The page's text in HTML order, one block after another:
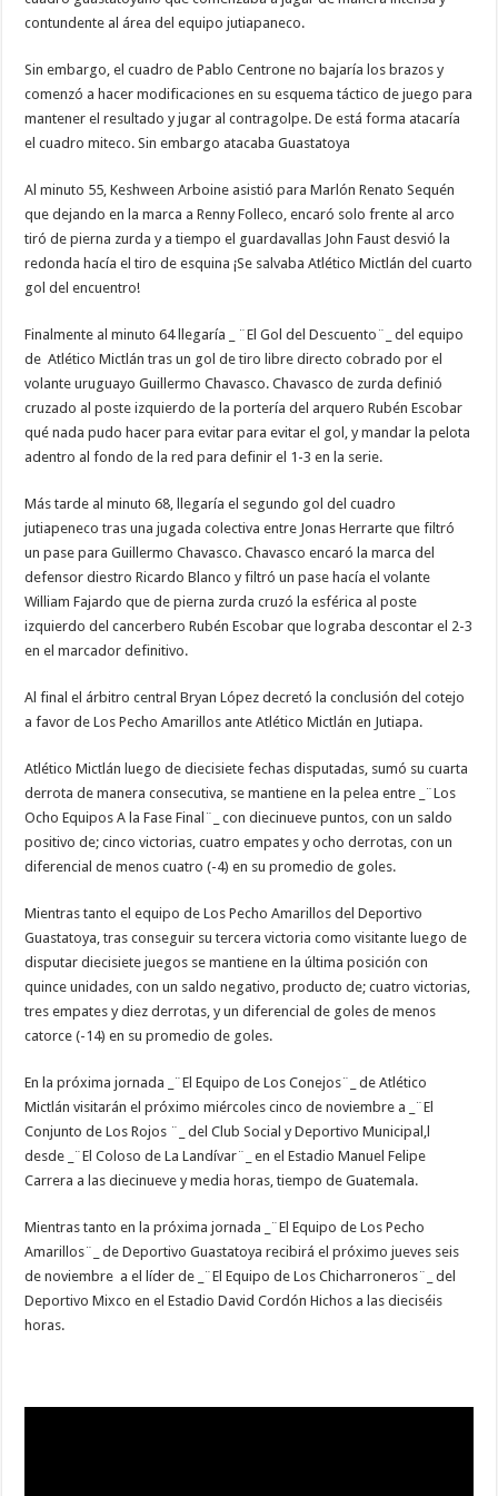
contundente al área del equipo jutiapaneco.
Sin embargo, el cuadro de Pablo Centrone no bajaría los brazos y
comenzó a hacer modificaciones en su esquema táctico de juego para
mantener el resultado y jugar al contragolpe. De está forma atacaría
el cuadro miteco. Sin embargo atacaba Guastatoya
Al minuto 55, Keshween Arboine asistió para Marlón Renato Sequén
que dejando en la marca a Renny Folleco, encaró solo frente al arco
tiró de pierna zurda y a tiempo el guardavallas John Faust desvió la
redonda hacía el tiro de esquina ¡Se salvaba Atlético Mictlán del cuarto
gol del encuentro!
Finalmente al minuto 64 llegaría _ ¨El Gol del Descuento¨_ del equipo
de Atlético Mictlán tras un gol de tiro libre directo cobrado por el
volante uruguayo Guillermo Chavasco. Chavasco de zurda definió
cruzado al poste izquierdo de la portería del arquero Rubén Escobar
qué nada pudo hacer para evitar para evitar el gol, y mandar la pelota
adentro al fondo de la red para definir el 1-3 en la serie.
Más tarde al minuto 68, llegaría el segundo gol del cuadro
jutiapeneco tras una jugada colectiva entre Jonas Herrarte que filtró
un pase para Guillermo Chavasco. Chavasco encaró la marca del
defensor diestro Ricardo Blanco y filtró un pase hacía el volante
William Fajardo que de pierna zurda cruzó la esférica al poste
izquierdo del cancerbero Rubén Escobar que lograba descontar el 2-3
en el marcador definitivo.
Al final el árbitro central Bryan López decretó la conclusión del cotejo
a favor de Los Pecho Amarillos ante Atlético Mictlán en Jutiapa.
Atlético Mictlán luego de diecisiete fechas disputadas, sumó su cuarta
derrota de manera consecutiva, se mantiene en la pelea entre _¨Los
Ocho Equipos A la Fase Final¨_ con diecinueve puntos, con un saldo
positivo de; cinco victorias, cuatro empates y ocho derrotas, con un
diferencial de menos cuatro (-4) en su promedio de goles.
Mientras tanto el equipo de Los Pecho Amarillos del Deportivo
Guastatoya, tras conseguir su tercera victoria como visitante luego de
disputar diecisiete juegos se mantiene en la última posición con
quince unidades, con un saldo negativo, producto de; cuatro victorias,
tres empates y diez derrotas, y un diferencial de goles de menos
catorce (-14) en su promedio de goles.
En la próxima jornada _¨El Equipo de Los Conejos¨_ de Atlético
Mictlán visitarán el próximo miércoles cinco de noviembre a _¨El
Conjunto de Los Rojos ¨_ del Club Social y Deportivo Municipal,l
desde _¨El Coloso de La Landívar¨_ en el Estadio Manuel Felipe
Carrera a las diecinueve y media horas, tiempo de Guatemala.
Mientras tanto en la próxima jornada _¨El Equipo de Los Pecho
Amarillos¨_ de Deportivo Guastatoya recibirá el próximo jueves seis
de noviembre a el líder de _¨El Equipo de Los Chicharroneros¨_ del
Deportivo Mixco en el Estadio David Cordón Hichos a las dieciséis
horas.